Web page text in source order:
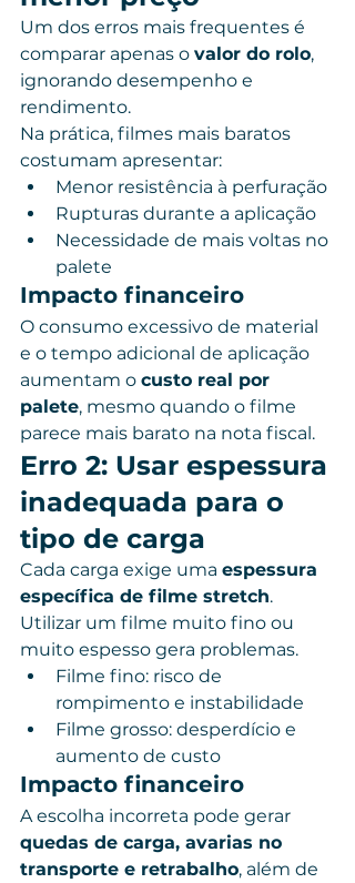
Um dos erros mais frequentes é
comparar apenas o valor do rolo,
ignorando desempenho e
rendimento.
Na prática, filmes mais baratos
costumam apresentar:
Menor resistência à perfuração
Rupturas durante a aplicação
Necessidade de mais voltas no
palete
Impacto financeiro
O consumo excessivo de material
e o tempo adicional de aplicação
aumentam o custo real por
palete, mesmo quando o filme
parece mais barato na nota fiscal.
Erro 2: Usar espessura
inadequada para o
tipo de carga
Cada carga exige uma espessura
específica de filme stretch.
Utilizar um filme muito fino ou
muito espesso gera problemas.
Filme fino: risco de
rompimento e instabilidade
Filme grosso: desperdício e
aumento de custo
Impacto financeiro
A escolha incorreta pode gerar
quedas de carga, avarias no
transporte e retrabalho, além de